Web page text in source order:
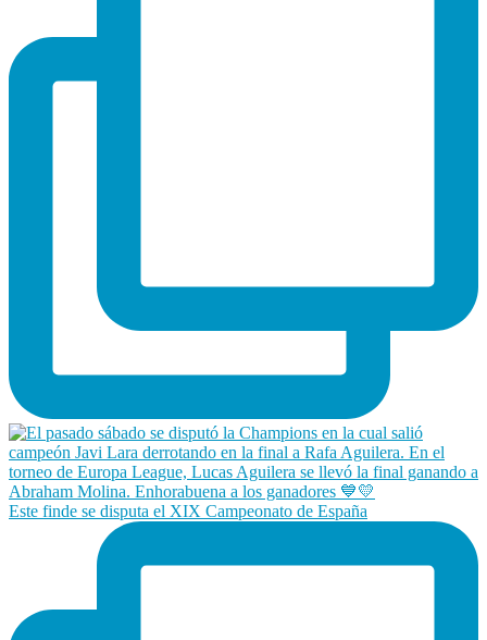
Este finde se disputa el XIX Campeonato de España